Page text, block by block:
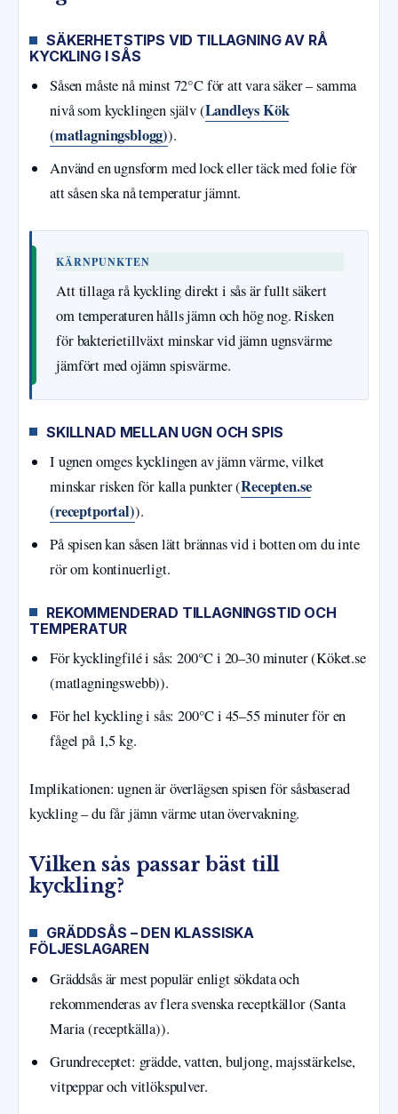
SÄKERHETSTIPS VID TILLAGNING AV RÅ
KYCKLING I SÅS
Såsen måste nå minst 72°C för att vara säker – samma
nivå som kycklingen själv (Landleys Kök
(matlagningsblogg)).
Använd en ugnsform med lock eller täck med folie för
att såsen ska nå temperatur jämnt.
KÄRNPUNKTEN
Att tillaga rå kyckling direkt i sås är fullt säkert
om temperaturen hålls jämn och hög nog. Risken
för bakterietillväxt minskar vid jämn ugnsvärme
jämfört med ojämn spisvärme.
SKILLNAD MELLAN UGN OCH SPIS
I ugnen omges kycklingen av jämn värme, vilket
minskar risken för kalla punkter (Recepten.se
(receptportal)).
På spisen kan såsen lätt brännas vid i botten om du inte
rör om kontinuerligt.
REKOMMENDERAD TILLAGNINGSTID OCH
TEMPERATUR
För kycklingfilé i sås: 200°C i 20–30 minuter (Köket.se
(matlagningswebb)).
För hel kyckling i sås: 200°C i 45–55 minuter för en
fågel på 1,5 kg.
Implikationen: ugnen är överlägsen spisen för såsbaserad
kyckling – du får jämn värme utan övervakning.
Vilken sås passar bäst till
kyckling?
GRÄDDSÅS – DEN KLASSISKA
FÖLJESLAGAREN
Gräddsås är mest populär enligt sökdata och
rekommenderas av flera svenska receptkällor (Santa
Maria (receptkälla)).
Grundreceptet: grädde, vatten, buljong, majsstärkelse,
vitpeppar och vitlökspulver.